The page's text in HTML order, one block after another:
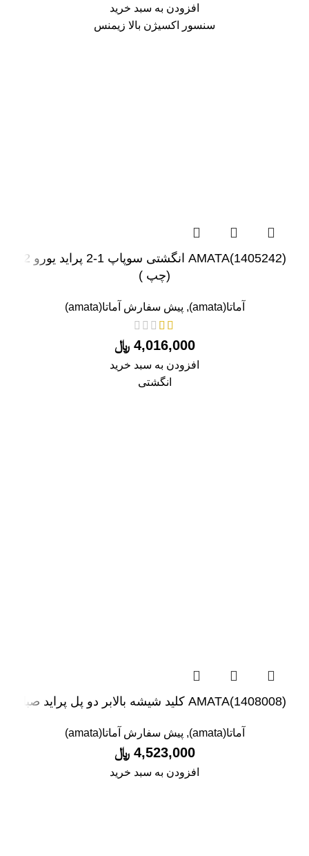
افزودن به سبد خرید
سنسور اکسیژن بالا زیمنس
(1405242)AMATA انگشتی سوپاپ 1-2 پراید یورو 2
(چپ )
آماتا(amata) , پیش سفارش آماتا(amata)
4,016,000 ﷼
افزودن به سبد خرید
انگشتی
(1408008)AMATA کلید شیشه بالابر دو پل پراید صبا
آماتا(amata) , پیش سفارش آماتا(amata)
4,523,000 ﷼
افزودن به سبد خرید